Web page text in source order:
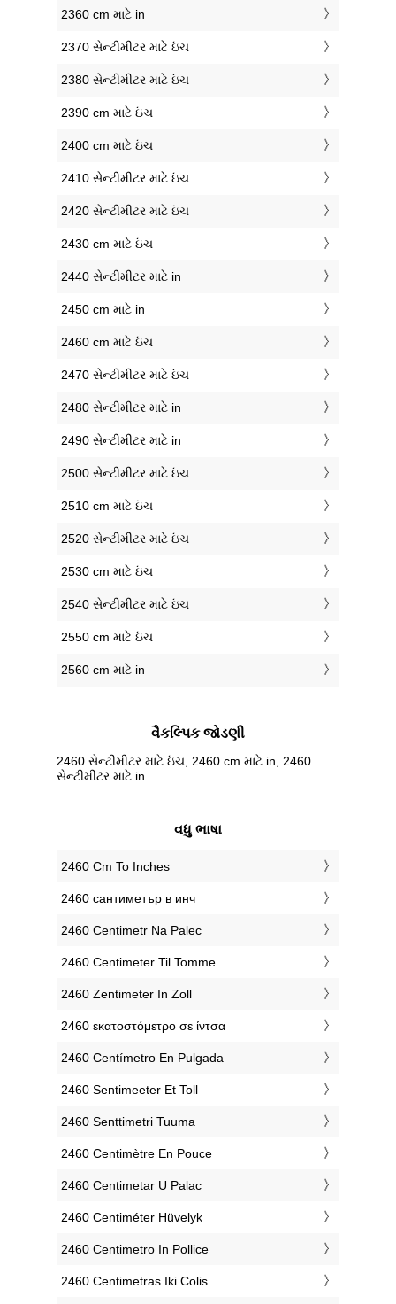
2360 cm માટે in
2370 સેન્ટીમીટર માટે ઇંચ
2380 સેન્ટીમીટર માટે ઇંચ
2390 cm માટે ઇંચ
2400 cm માટે ઇંચ
2410 સેન્ટીમીટર માટે ઇંચ
2420 સેન્ટીમીટર માટે ઇંચ
2430 cm માટે ઇંચ
2440 સેન્ટીમીટર માટે in
2450 cm માટે in
2460 cm માટે ઇંચ
2470 સેન્ટીમીટર માટે ઇંચ
2480 સેન્ટીમીટર માટે in
2490 સેન્ટીમીટર માટે in
2500 સેન્ટીમીટર માટે ઇંચ
2510 cm માટે ઇંચ
2520 સેન્ટીમીટર માટે ઇંચ
2530 cm માટે ઇંચ
2540 સેન્ટીમીટર માટે ઇંચ
2550 cm માટે ઇંચ
2560 cm માટે in
વૈકલ્પિક જોડણી
2460 સેન્ટીમીટર માટે ઇંચ, 2460 cm માટે in, 2460
સેન્ટીમીટર માટે in
વધુ ભાષા
‎2460 Cm To Inches
‎2460 сантиметър в инч
‎2460 Centimetr Na Palec
‎2460 Centimeter Til Tomme
‎2460 Zentimeter In Zoll
‎2460 εκατοστόμετρο σε ίντσα
‎2460 Centímetro En Pulgada
‎2460 Sentimeeter Et Toll
‎2460 Senttimetri Tuuma
‎2460 Centimètre En Pouce
‎2460 Centimetar U Palac
‎2460 Centiméter Hüvelyk
‎2460 Centimetro In Pollice
‎2460 Centimetras Iki Colis